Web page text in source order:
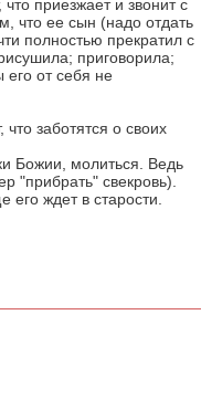
приезжает и звонит с
что ее сын (надо отдать
полностью прекратил с
приговорила;
от себя не
заботятся о своих
Божии, молиться. Ведь
"прибрать" свекровь).
ждет в старости.